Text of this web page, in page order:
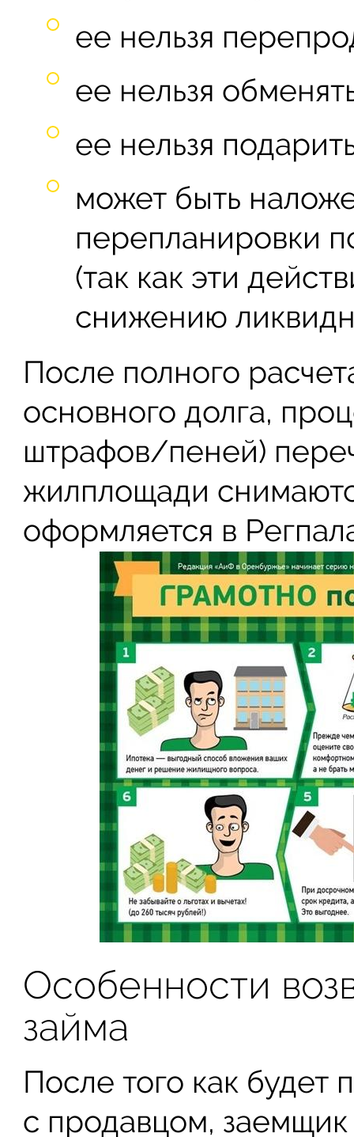
ее нельзя
ее нельзя
ее нельзя
может быть
перепланировки
(так как эти
снижению
После полного
основного долга,
штрафов/пеней)
жилплощади
оформляется в
Особенности
займа
После того как будет
с продавцом, заемщик